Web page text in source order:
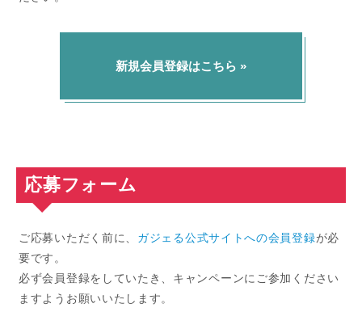
新規会員登録はこちら »
応募フォーム
ご応募いただく前に、 ガジェる公式サイトへの会員登録が必
要です。
必ず会員登録をしていたき、キャンペーンにご参加ください
ますようお願いいたします。